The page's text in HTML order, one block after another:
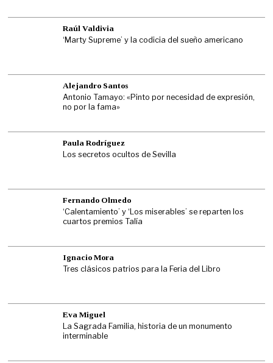
Raúl Valdivia
‘Marty Supreme’ y la codicia del sueño americano
Alejandro Santos
Antonio Tamayo: «Pinto por necesidad de expresión,
no por la fama»
Paula Rodríguez
Los secretos ocultos de Sevilla
Fernando Olmedo
‘Calentamiento’ y ‘Los miserables’ se reparten los
cuartos premios Talía
Ignacio Mora
Tres clásicos patrios para la Feria del Libro
Eva Miguel
La Sagrada Familia, historia de un monumento
interminable